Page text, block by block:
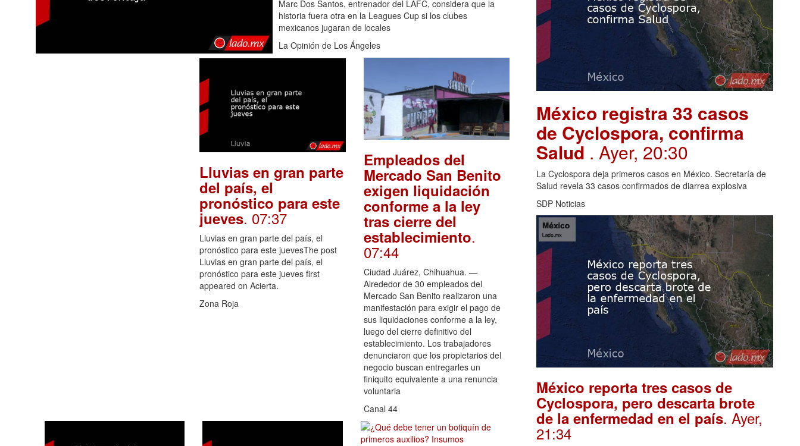
Marc Dos Santos, entrenador del LAFC, considera que la
historia fuera otra en la Leagues Cup si los clubes
mexicanos jugaran de locales
La Opinión de Los Ángeles
Lluvias en gran parte
del país, el
pronóstico para este
jueves. 07:37
Lluvias en gran parte del país, el
pronóstico para este juevesThe post
Lluvias en gran parte del país, el
pronóstico para este jueves first
appeared on Acierta.
Zona Roja
Empleados del
Mercado San Benito
exigen liquidación
conforme a la ley
tras cierre del
establecimiento.
07:44
Ciudad Juárez, Chihuahua. —
Alrededor de 30 empleados del
Mercado San Benito realizaron una
manifestación para exigir el pago de
sus liquidaciones conforme a la ley,
luego del cierre definitivo del
establecimiento. Los trabajadores
denunciaron que los propietarios del
negocio buscan entregarles un
finiquito equivalente a una renuncia
voluntaria
Canal 44
México registra 33 casos
de Cyclospora, confirma
Salud . Ayer, 20:30
La Cyclospora deja primeros casos en México. Secretaría de
Salud revela 33 casos confirmados de diarrea explosiva
SDP Noticias
México reporta tres casos de
Cyclospora, pero descarta brote
de la enfermedad en el país. Ayer,
21:34